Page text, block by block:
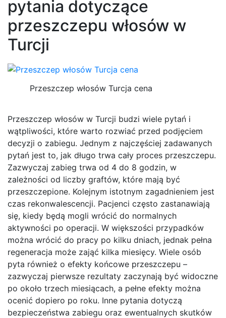
pytania dotyczące
przeszczepu włosów w
Turcji
Przeszczep włosów Turcja cena
Przeszczep włosów w Turcji budzi wiele pytań i
wątpliwości, które warto rozwiać przed podjęciem
decyzji o zabiegu. Jednym z najczęściej zadawanych
pytań jest to, jak długo trwa cały proces przeszczepu.
Zazwyczaj zabieg trwa od 4 do 8 godzin, w
zależności od liczby graftów, które mają być
przeszczepione. Kolejnym istotnym zagadnieniem jest
czas rekonwalescencji. Pacjenci często zastanawiają
się, kiedy będą mogli wrócić do normalnych
aktywności po operacji. W większości przypadków
można wrócić do pracy po kilku dniach, jednak pełna
regeneracja może zająć kilka miesięcy. Wiele osób
pyta również o efekty końcowe przeszczepu –
zazwyczaj pierwsze rezultaty zaczynają być widoczne
po około trzech miesiącach, a pełne efekty można
ocenić dopiero po roku. Inne pytania dotyczą
bezpieczeństwa zabiegu oraz ewentualnych skutków